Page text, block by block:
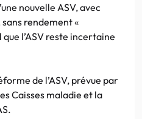
nouvelle ASV, avec
rendement «
l’ASV reste incertaine
de l’ASV, prévue par
Caisses maladie et la